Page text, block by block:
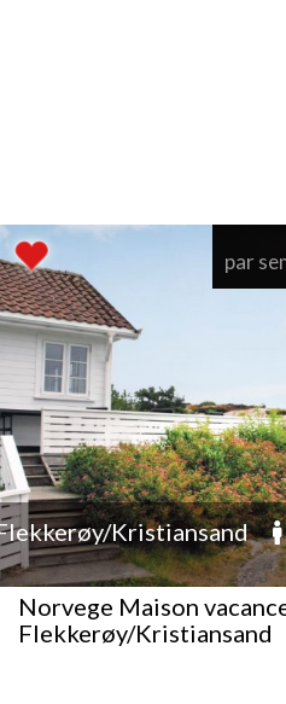
par
Kristiansand
Norvege Maison
Flekkerøy/Kristiansand